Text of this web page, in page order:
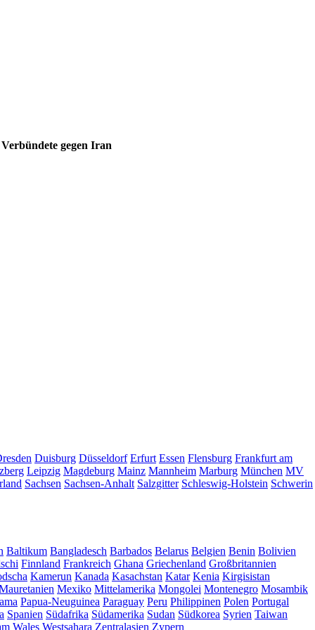
gegen Iran
Duisburg Düsseldorf Erfurt Essen Flensburg Frankfurt am
Leipzig Magdeburg Mainz Mannheim Marburg München MV
Sachsen Sachsen-Anhalt Salzgitter Schleswig-Holstein Schwerin
Baltikum Bangladesch Barbados Belarus Belgien Benin Bolivien
Finnland Frankreich Ghana Griechenland Großbritannien
Kamerun Kanada Kasachstan Katar Kenia Kirgisistan
Mexiko Mittelamerika Mongolei Montenegro Mosambik
Papua-Neuguinea Paraguay Peru Philippinen Polen Portugal
Spanien Südafrika Südamerika Sudan Südkorea Syrien Taiwan
Wales Westsahara Zentralasien Zypern